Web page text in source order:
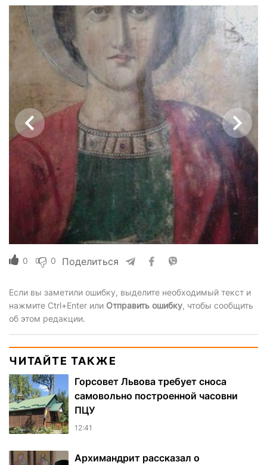
0 0 Поделиться
Если вы заметили ошибку, выделите необходимый текст и
нажмите Ctrl+Enter или Отправить ошибку, чтобы сообщить
об этом редакции.
ЧИТАЙТЕ ТАКЖЕ
Горсовет Львова требует сноса
самовольно построенной часовни
ПЦУ
12:41
Архимандрит рассказал о